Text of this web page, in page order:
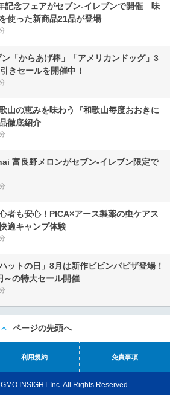
記念フェアがセブン-イレブンで開催 味
使った新商品21品が登場
ン「からあげ棒」「アメリカンドッグ」3
きセールを開催中！
山の恵みを味わう『和歌山毎度おおきに
徹底紹介
富良野メロンがセブン‐イレブン限定で
者も安心！PICA×アース製薬の虫ケアス
適キャンプ体験
ットの日」8月は新作ビビンバピザ登場！
～の特大セール開催
ページの先頭へ
利用規約 免責事項
INSIGHT Inc. All Rights Reserved.